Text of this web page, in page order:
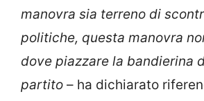
manovra sia terreno di
politiche, questa manovra
dove piazzare la bandierina
partito – ha dichiarato